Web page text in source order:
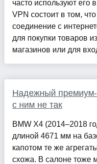
часто используют его
VPN состоит в том,
соединение с
для покупки товаров
магазинов или для
Надежный премиум-
с ним не так
BMW X4 (2014–2018
длиной 4671 мм на
капотом те же
схожа. В салоне тоже